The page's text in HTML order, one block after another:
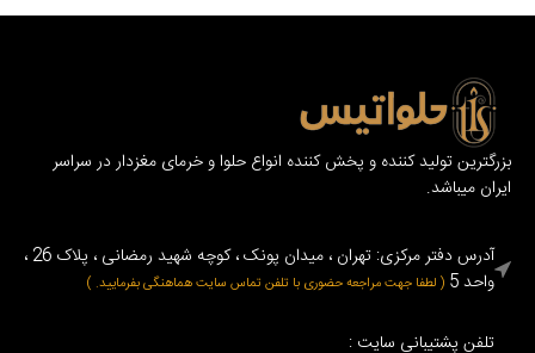
بزرگترین تولید کننده و پخش کننده انواع حلوا و خرمای مغزدار در سراسر
ایران میباشد.
آدرس دفتر مرکزی: تهران ، میدان پونک ، کوچه شهید رمضانی ، پلاک 26 ،
واحد 5
( لطفا جهت مراجعه حضوری با تلفن تماس سایت هماهنگی بفرمایید. )
تلفن پشتیبانی سایت :